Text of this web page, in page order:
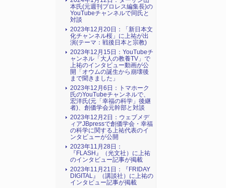
本氏(元週刊プロレス編集長)の
YouTubeチャンネルで同氏と
対談
2023年12月20日：「新日本文
化チャンネル桜」に上祐が出
演(テーマ：戦後日本と宗教)
2023年12月15日：YouTubeチ
ャンネル「大人の教養TV」で
上祐のインタビュー動画が公
開「オウムの誕生から崩壊後
まで聞きました」
2023年12月6日：トマホーク
氏のYouTubeチャンネルで、
宏洋氏(元「幸福の科学」後継
者)、創価学会元幹部と対談
2023年12月2日：ウェブメデ
ィアJBpressで創価学会・幸福
の科学に関する上祐代表のイ
ンタビューが公開
2023年11月28日：
『FLASH』（光文社）に上祐
のインタビュー記事が掲載
2023年11月21日：『FRIDAY
DIGITAL』（講談社）に上祐の
インタビュー記事が掲載